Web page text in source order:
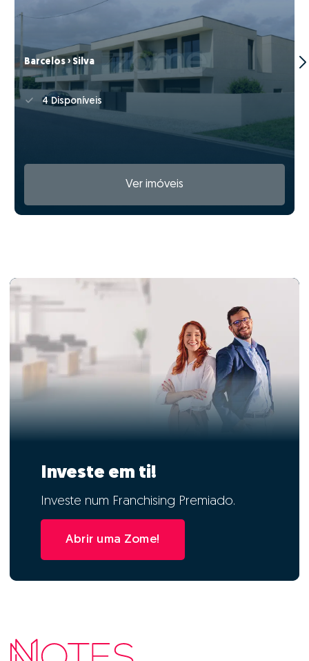
Barcelos › Silva
4 Disponíveis
Ver imóveis
Investe em ti!
Investe num Franchising Premiado.
Abrir uma Zome!